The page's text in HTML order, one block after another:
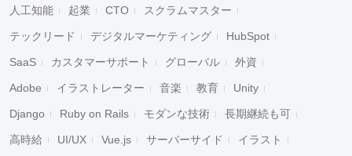
人工知能 起業 CTO スクラムマスター
テックリード デジタルマーケティング HubSpot
SaaS カスタマーサポート グローバル 外資
Adobe イラストレーター 音楽 教育 Unity
Django Ruby on Rails モダンな技術 長期継続も可
高時給 UI/UX Vue.js サーバーサイド イラスト